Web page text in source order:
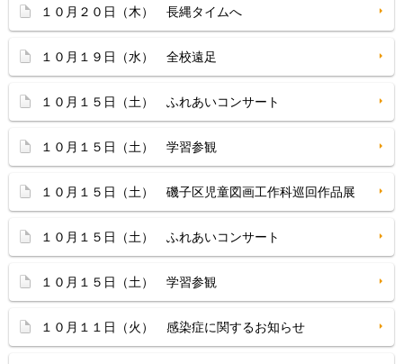
１０月２０日（木） 長縄タイムへ
１０月１９日（水） 全校遠足
１０月１５日（土） ふれあいコンサート
１０月１５日（土） 学習参観
１０月１５日（土） 磯子区児童図画工作科巡回作品展
１０月１５日（土） ふれあいコンサート
１０月１５日（土） 学習参観
１０月１１日（火） 感染症に関するお知らせ